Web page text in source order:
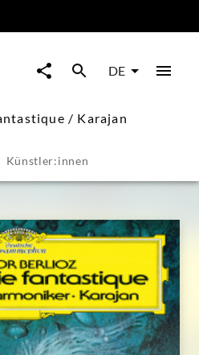
DE
/ Karajan
Künstler:innen